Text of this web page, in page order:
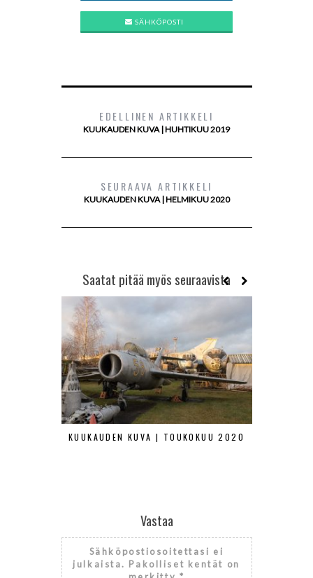
SÄHKÖPOSTI
EDELLINEN ARTIKKELI
KUUKAUDEN KUVA | HUHTIKUU 2019
SEURAAVA ARTIKKELI
KUUKAUDEN KUVA | HELMIKUU 2020
Saatat pitää myös seuraavista
KUUKAUDEN KUVA | TOUKOKUU 2020
Vastaa
Sähköpostiosoitettasi ei
julkaista. Pakolliset kentät on